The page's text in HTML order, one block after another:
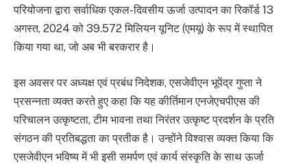
परियोजना द्वारा सर्वाधिक एकल-दिवसीय ऊर्जा उत्पादन का रिकॉर्ड 13
अगस्त, 2024 को 39.572 मिलियन यूनिट (एमयू) के रूप में स्थापित
किया गया था, जो अब भी बरकरार है।
इस अवसर पर अध्यक्ष एवं प्रबंध निदेशक, एसजेवीएन भूपेंद्र गुप्ता ने
प्रसन्नता व्यक्त करते हुए कहा कि यह कीर्तिमान एनजेएचपीएस की
परिचालन उत्कृष्टता, टीम भावना तथा निरंतर उत्कृष्ट प्रदर्शन के प्रति
संगठन की प्रतिबद्धता का प्रतीक है। उन्होंने विश्वास व्यक्त किया कि
एसजेवीएन भविष्य में भी इसी समर्पण एवं कार्य संस्कृति के साथ ऊर्जा